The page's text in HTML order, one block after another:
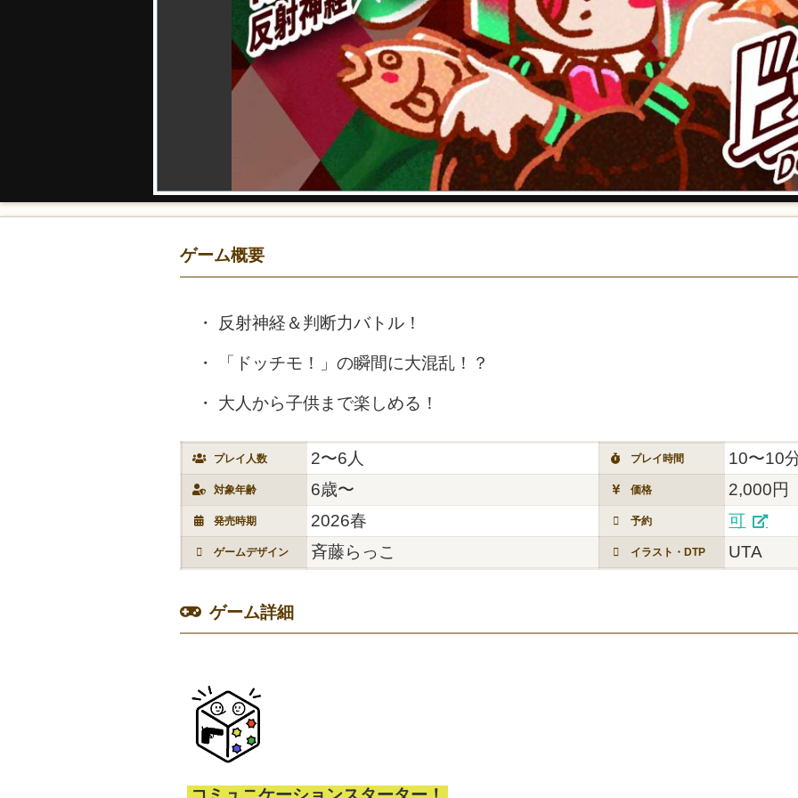
ゲーム概要
反射神経＆判断力バトル！
「ドッチモ！」の瞬間に大混乱！？
大人から子供まで楽しめる！
プレイ人数 2〜6人 プレイ時間 10〜10
対象年齢 6歳〜 価格 2,000円
発売時期 2026春 予約 可
ゲームデザイン 斉藤らっこ イラスト・DTP UTA
ゲーム詳細